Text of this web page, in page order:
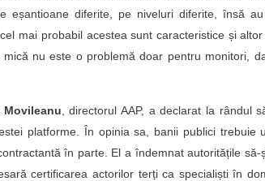
eșantioane diferite, pe niveluri diferite, însă
mai probabil acestea sunt caracteristice și
mică nu este o problemă doar pentru monitori,
Movileanu , directorul AAP, a declarat la
platforme. În opinia sa, banii publici trebuie
în parte. El a îndemnat autoritățile
certificarea actorilor terți ca specialiști în